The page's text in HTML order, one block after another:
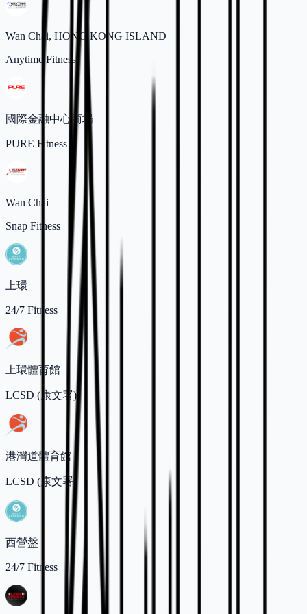
Wan Chai, HONG KONG ISLAND
Anytime Fitness
國際金融中心商場
PURE Fitness
Wan Chai
Snap Fitness
上環
24/7 Fitness
上環體育館
LCSD (康文署)
港灣道體育館
LCSD (康文署)
西營盤
24/7 Fitness